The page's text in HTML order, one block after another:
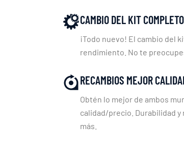
CAMBIO DEL KIT COMPLETO
¡Todo nuevo! El cambio del
rendimiento. No te
RECAMBIOS MEJOR
Obtén lo mejor de ambos
calidad/precio. Durabilidad
más.